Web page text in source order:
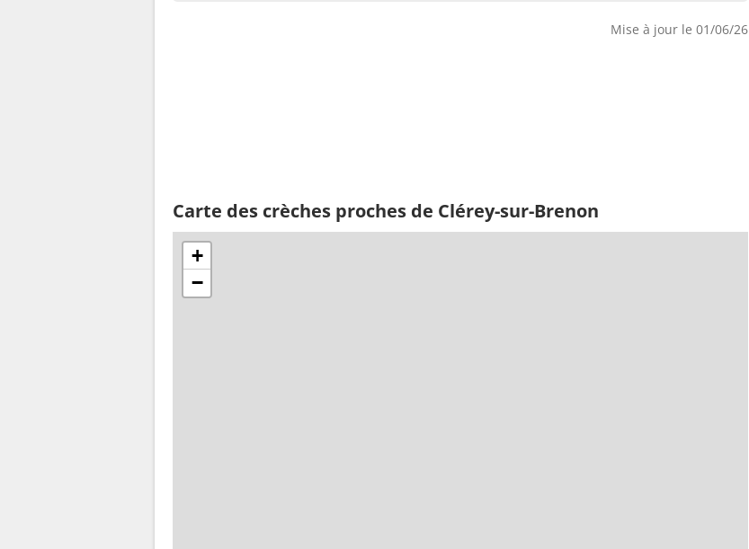
Mise à jour le 01/06/26
Carte des crèches proches de Clérey-sur-Brenon
+
−